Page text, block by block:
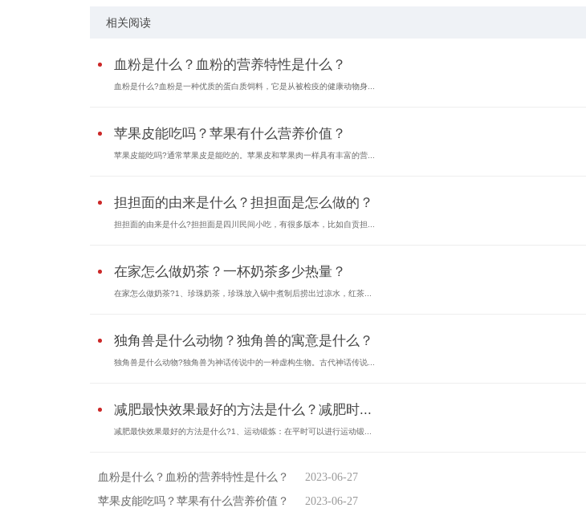
相关阅读
血粉是什么？血粉的营养特性是什么？
血粉是什么?血粉是一种优质的蛋白质饲料，它是从被检疫的健康动物身...
苹果皮能吃吗？苹果有什么营养价值？
苹果皮能吃吗?通常苹果皮是能吃的。苹果皮和苹果肉一样具有丰富的营...
担担面的由来是什么？担担面是怎么做的？
担担面的由来是什么?担担面是四川民间小吃，有很多版本，比如自贡担...
在家怎么做奶茶？一杯奶茶多少热量？
在家怎么做奶茶?1、珍珠奶茶，珍珠放入锅中煮制后捞出过凉水，红茶...
独角兽是什么动物？独角兽的寓意是什么？
独角兽是什么动物?独角兽为神话传说中的一种虚构生物。古代神话传说...
减肥最快效果最好的方法是什么？减肥时...
减肥最快效果最好的方法是什么?1、运动锻炼：在平时可以进行运动锻...
血粉是什么？血粉的营养特性是什么？
2023-06-27
苹果皮能吃吗？苹果有什么营养价值？
2023-06-27